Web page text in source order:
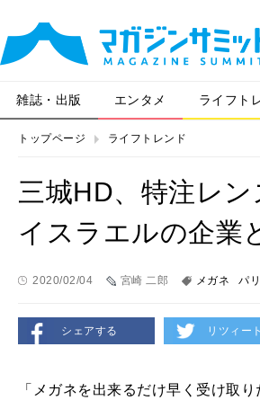
雑誌・出版 エンタメ ライフト
トップページ ライフトレンド
三城HD、特注レ
イスラエルの企業
2020/02/04 宮崎 二郎 メガネ パ
シェアする リツィート
「メガネを出来るだけ早く受け取り